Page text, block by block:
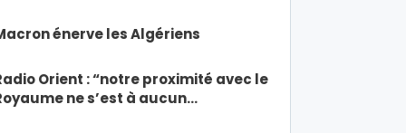
énerve les Algériens
Orient : “notre proximité avec le
ne s’est à aucun…